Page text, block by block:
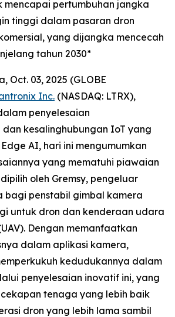
mencapai pertumbuhan jangka
tinggi dalam pasaran dron
yang dijangka mencecah
tahun 2030*
Oct. 03, 2025 (GLOBE
Inc. (NASDAQ: LTRX),
penyelesaian
kesalinghubungan IoT yang
AI, hari ini mengumumkan
yang mematuhi piawaian
oleh Gremsy, pengeluar
bagi penstabil gimbal kamera
untuk dron dan kenderaan udara
Dengan memanfaatkan
dalam aplikasi kamera,
kedudukannya dalam
penyelesaian inovatif ini, yang
tenaga yang lebih baik
dron yang lebih lama sambil